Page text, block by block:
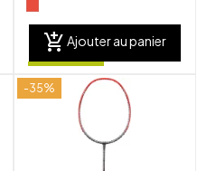
add_shopping_cart Ajouter au panier
-35%